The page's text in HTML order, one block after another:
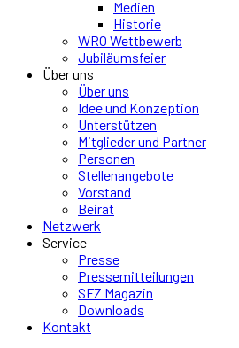
Medien
Historie
WRO Wettbewerb
Jubiläumsfeier
Über uns
Über uns
Idee und Konzeption
Unterstützen
Mitglieder und Partner
Personen
Stellenangebote
Vorstand
Beirat
Netzwerk
Service
Presse
Pressemitteilungen
SFZ Magazin
Downloads
Kontakt